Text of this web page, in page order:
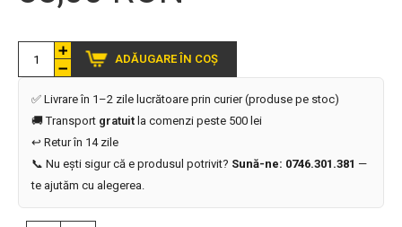
ADĂUGARE ÎN COȘ
✅ Livrare în 1–2 zile lucrătoare prin curier (produse pe stoc)
🚚 Transport gratuit la comenzi peste 500 lei
↩️ Retur în 14 zile
📞 Nu ești sigur că e produsul potrivit? Sună-ne: 0746.301.381 —
te ajutăm cu alegerea.